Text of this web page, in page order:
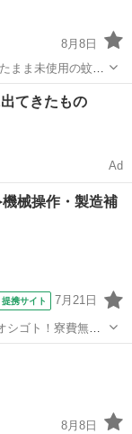
8月8日
てきたもの
Ad
械操作・製造補
提携サイト 7月21日
シゴト！寮費無料
経験活躍中！高時
8月8日